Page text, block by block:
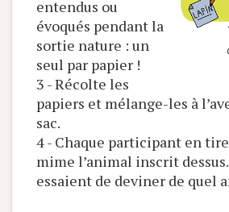
entendus ou
évoqués pendant la
sortie nature : un
seul par papier !
3 - Récolte les
papiers et mélange-les à
sac.
4 - Chaque participant en
mime l’animal inscrit
essaient de deviner de quel